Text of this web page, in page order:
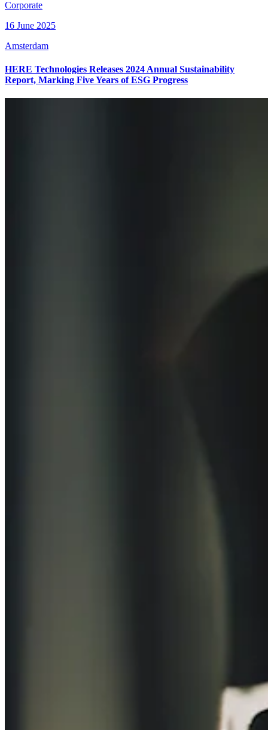
Corporate
16 June 2025
Amsterdam
HERE Technologies Releases 2024 Annual Sustainability
Report, Marking Five Years of ESG Progress